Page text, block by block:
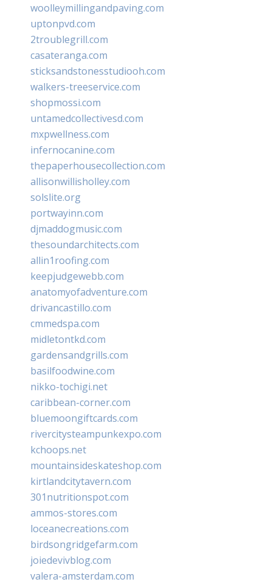
woolleymillingandpaving.com
uptonpvd.com
2troublegrill.com
casateranga.com
sticksandstonesstudiooh.com
walkers-treeservice.com
shopmossi.com
untamedcollectivesd.com
mxpwellness.com
infernocanine.com
thepaperhousecollection.com
allisonwillisholley.com
solslite.org
portwayinn.com
djmaddogmusic.com
thesoundarchitects.com
allin1roofing.com
keepjudgewebb.com
anatomyofadventure.com
drivancastillo.com
cmmedspa.com
midletontkd.com
gardensandgrills.com
basilfoodwine.com
nikko-tochigi.net
caribbean-corner.com
bluemoongiftcards.com
rivercitysteampunkexpo.com
kchoops.net
mountainsideskateshop.com
kirtlandcitytavern.com
301nutritionspot.com
ammos-stores.com
loceanecreations.com
birdsongridgefarm.com
joiedevivblog.com
valera-amsterdam.com